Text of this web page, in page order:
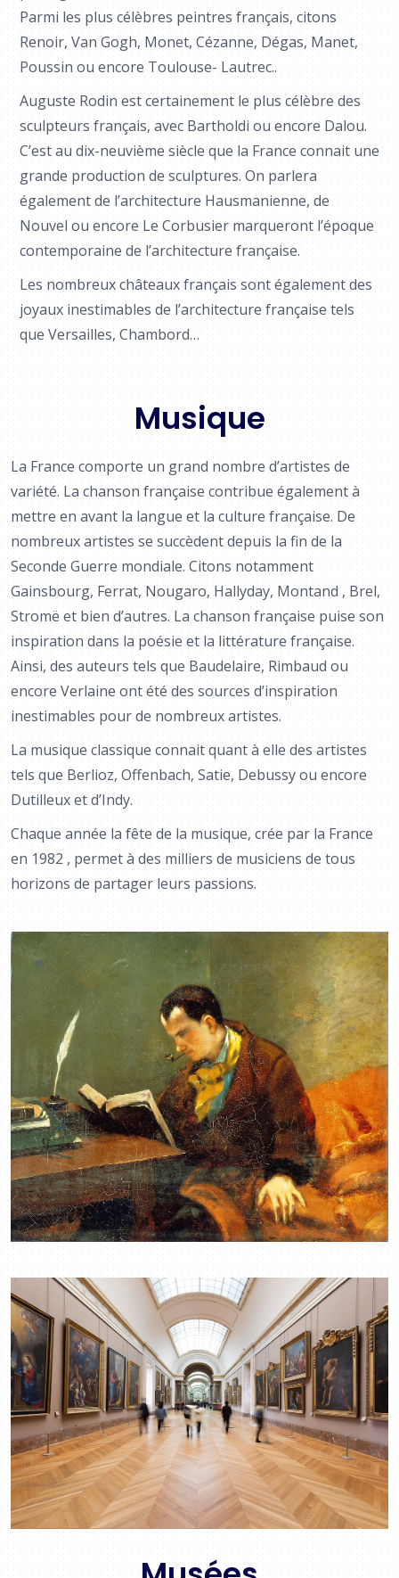
Parmi les plus célèbres peintres français, citons
Renoir, Van Gogh, Monet, Cézanne, Dégas, Manet,
Poussin ou encore Toulouse- Lautrec..
Auguste Rodin est certainement le plus célèbre des
sculpteurs français, avec Bartholdi ou encore Dalou.
C’est au dix-neuvième siècle que la France connait une
grande production de sculptures. On parlera
également de l’architecture Hausmanienne, de
Nouvel ou encore Le Corbusier marqueront l’époque
contemporaine de l’architecture française.
Les nombreux châteaux français sont également des
joyaux inestimables de l’architecture française tels
que Versailles, Chambord…
Musique
La France comporte un grand nombre d’artistes de
variété. La chanson française contribue également à
mettre en avant la langue et la culture française. De
nombreux artistes se succèdent depuis la fin de la
Seconde Guerre mondiale. Citons notamment
Gainsbourg, Ferrat, Nougaro, Hallyday, Montand , Brel,
Stromë et bien d’autres. La chanson française puise son
inspiration dans la poésie et la littérature française.
Ainsi, des auteurs tels que Baudelaire, Rimbaud ou
encore Verlaine ont été des sources d’inspiration
inestimables pour de nombreux artistes.
La musique classique connait quant à elle des artistes
tels que Berlioz, Offenbach, Satie, Debussy ou encore
Dutilleux et d’Indy.
Chaque année la fête de la musique, crée par la France
en 1982 , permet à des milliers de musiciens de tous
horizons de partager leurs passions.